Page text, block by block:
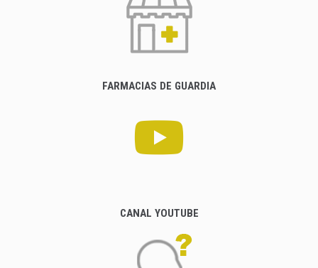
FARMACIAS DE GUARDIA
CANAL YOUTUBE